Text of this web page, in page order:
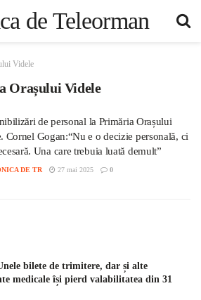
Videle
Orașului Videle
de personal la Primăria Orașului
Cornel Gogan:“Nu e o decizie personală, ci
Una care trebuia luată demult”
DE TR 27 mai 2025 0
bilete de trimitere, dar și alte
medicale își pierd valabilitatea din 31